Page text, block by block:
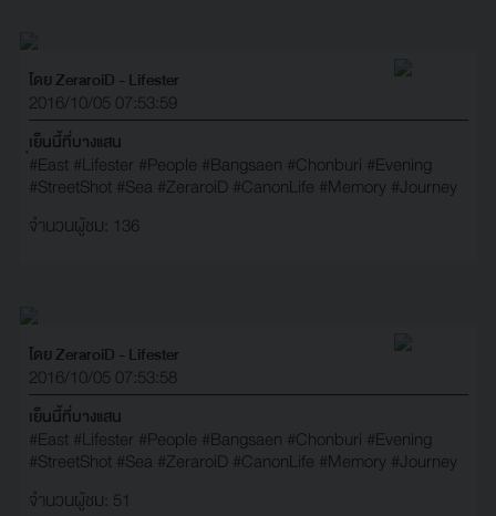
โดย ZeraroiD - Lifester
2016/10/05 07:53:59
ฺเย็นนี้ที่บางแสน
#East #Lifester #People #Bangsaen #Chonburi #Evening
#StreetShot #Sea #ZeraroiD #CanonLife #Memory #Journey
จำนวนผู้ชม: 136
โดย ZeraroiD - Lifester
2016/10/05 07:53:58
เย็นนี้ที่บางแสน
#East #Lifester #People #Bangsaen #Chonburi #Evening
#StreetShot #Sea #ZeraroiD #CanonLife #Memory #Journey
จำนวนผู้ชม: 51